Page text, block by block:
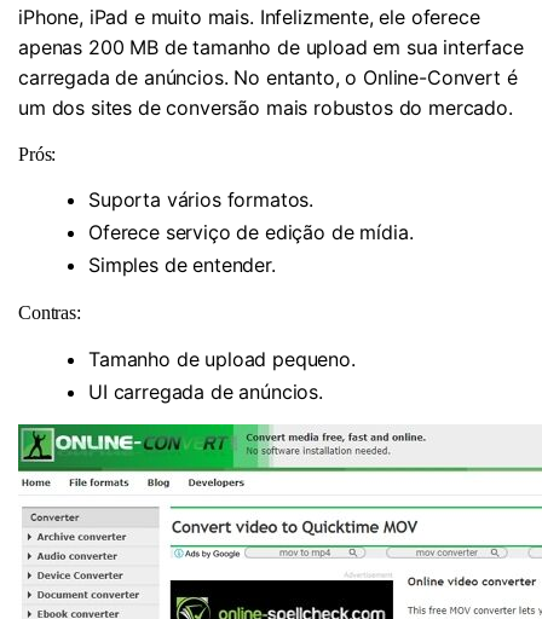
iPhone, iPad e muito mais. Infelizmente, ele oferece
apenas 200 MB de tamanho de upload em sua interface
carregada de anúncios. No entanto, o Online-Convert é
um dos sites de conversão mais robustos do mercado.
Prós:
Suporta vários formatos.
Oferece serviço de edição de mídia.
Simples de entender.
Contras:
Tamanho de upload pequeno.
UI carregada de anúncios.